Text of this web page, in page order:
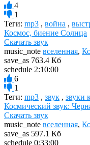
4
1
Теги: mp3 , война ,
Космос, биение Солнца
Скачать звук
music_note вселенная,
save_as 763.4 Кб
schedule 2:10:00
6
1
Теги: mp3 , звук , звуки
Космический звук:
Скачать звук
music_note вселенная,
save_as 597.1 Кб
schedule 0:33:00